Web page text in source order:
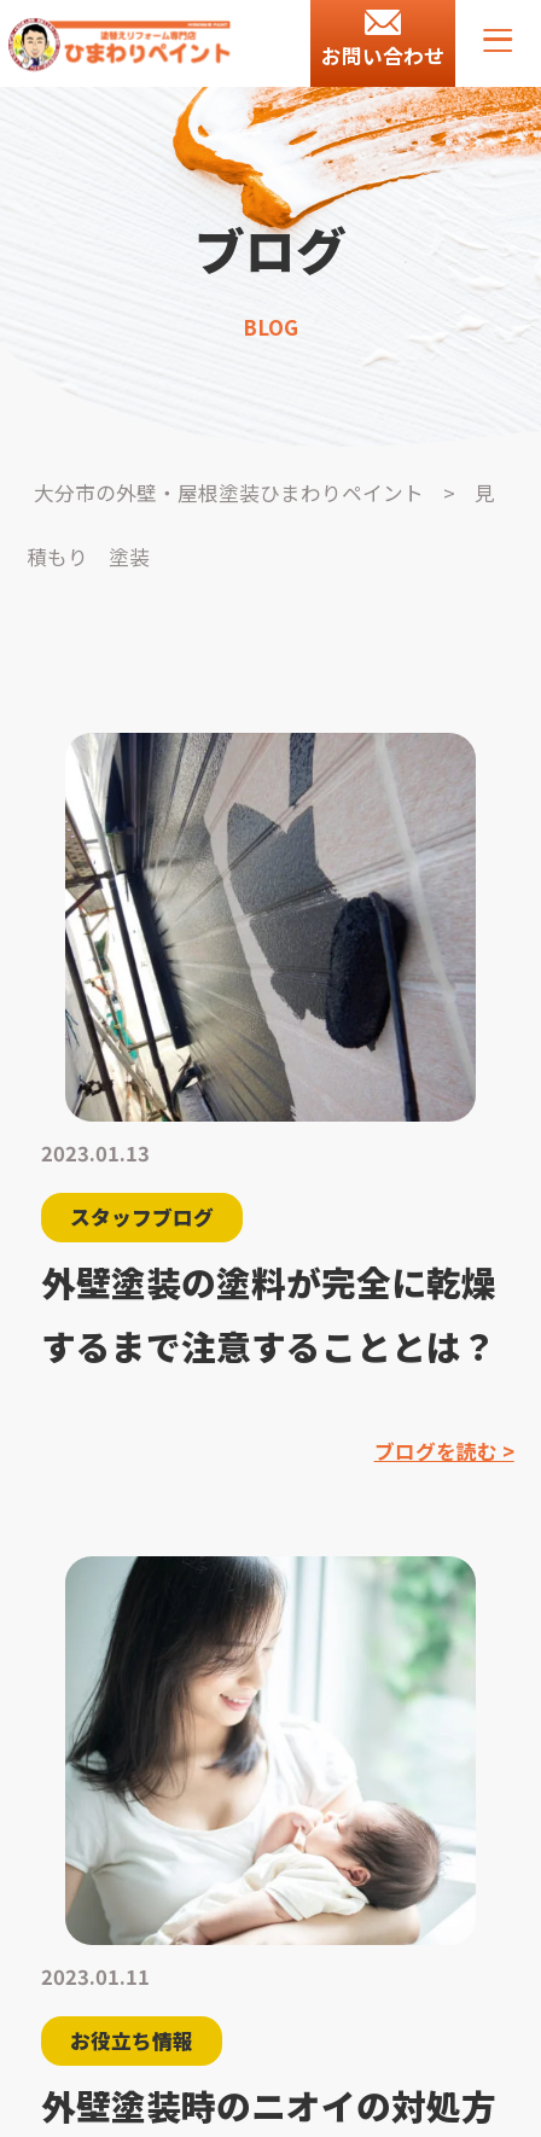
お問い合わせ
ブログ
BLOG
大分市の外壁・屋根塗装ひまわりペイント > 見
積もり 塗装
2023.01.13
スタッフブログ
外壁塗装の塗料が完全に乾燥
するまで注意することとは？
ブログを読む >
2023.01.11
お役立ち情報
外壁塗装時のニオイの対処方